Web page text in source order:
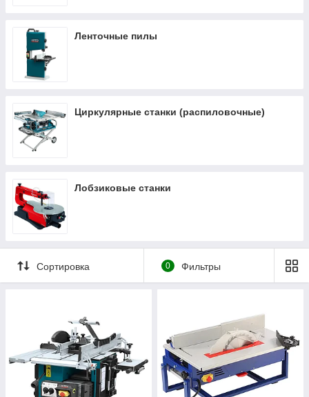
Ленточные пилы
Циркулярные станки (распиловочные)
Лобзиковые станки
Сортировка 0 Фильтры